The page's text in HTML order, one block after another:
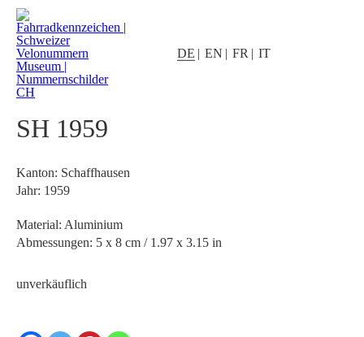
DE EN FR IT
SH 1959
Kanton: Schaffhausen
Jahr: 1959
Material: Aluminium
Abmessungen: 5 x 8 cm / 1.97 x 3.15 in
unverkäuflich